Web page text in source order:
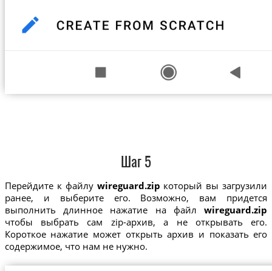
Шаг 5
Перейдите к файлу wireguard.zip который вы загрузили
ранее, и выберите его. Возможно, вам придется
выполнить длинное нажатие на файлwireguard.zip
чтобы выбрать сам zip-архив, а не открывать его.
Короткое нажатие может открыть архив и показать его
содержимое, что нам не нужно.